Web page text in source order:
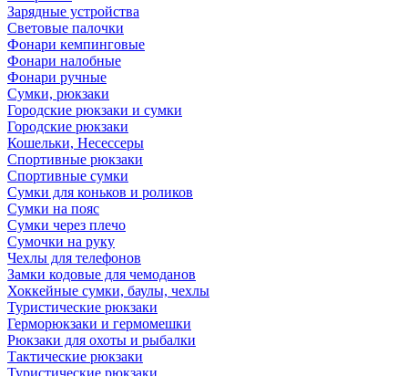
Зарядные устройства
Световые палочки
Фонари кемпинговые
Фонари налобные
Фонари ручные
Сумки, рюкзаки
Городские рюкзаки и сумки
Городские рюкзаки
Кошельки, Несессеры
Спортивные рюкзаки
Спортивные сумки
Сумки для коньков и роликов
Сумки на пояс
Сумки через плечо
Сумочки на руку
Чехлы для телефонов
Замки кодовые для чемоданов
Хоккейные сумки, баулы, чехлы
Туристические рюкзаки
Герморюкзаки и гермомешки
Рюкзаки для охоты и рыбалки
Тактические рюкзаки
Туристические рюкзаки